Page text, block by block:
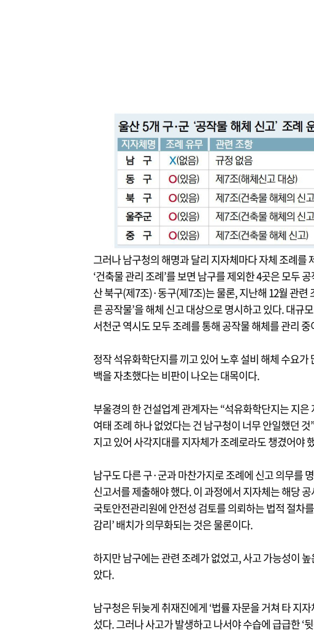
그러나 남구청의 해명과 달리 지자체마다 자체 조례를
‘건축물 관리 조례’를 보면 남구를 제외한 4곳은 모두
산 북구(제7조)·동구(제7조)는 물론, 지난해 12월 관
른 공작물’을 해체 신고 대상으로 명시하고 있다. 대규
서천군 역시도 모두 조례를 통해 공작물 해체를 관리 중
정작 석유화학단지를 끼고 있어 노후 설비 해체 수요
백을 자초했다는 비판이 나오는 대목이다.
부울경의 한 건설업계 관계자는 “석유화학단지는 지
여태 조례 하나 없었다는 건 남구청이 너무 안일했던
지고 있어 사각지대를 지자체가 조례로라도 챙겼어야
남구도 다른 구·군과 마찬가지로 조례에 신고 의무를
신고서를 제출해야 했다. 이 과정에서 지자체는 해당
국토안전관리원에 안전성 검토를 의뢰하는 법적 절차
감리’ 배치가 의무화되는 것은 물론이다.
하지만 남구에는 관련 조례가 없었고, 사고 가능성이
았다.
남구청은 뒤늦게 취재진에게 ‘법률 자문을 거쳐 타 지
섰다. 그러나 사고가 발생하고 나서야 수습에 급급한 ‘